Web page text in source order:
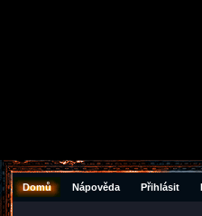
Domů Nápověda Přihlásit